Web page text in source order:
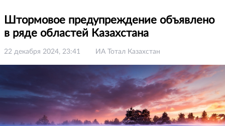
Штормовое предупреждение объявлено
в ряде областей Казахстана
22 декабря 2024, 23:41 ИА Тотал Казахстан